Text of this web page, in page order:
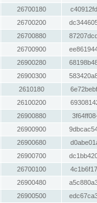
26700180
26700200
26700880
26700900
26900280
26900300
2610180
26100200
26900880
26900900
26900680
26900700
26700100
26900480
26900500